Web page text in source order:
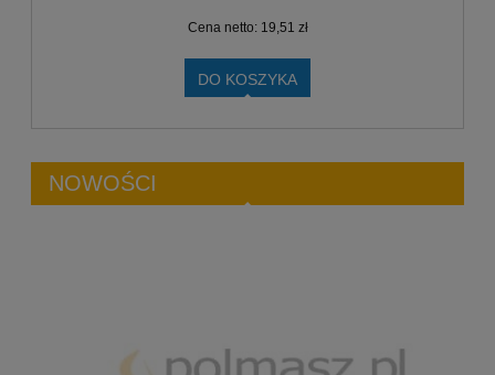
Cena netto: 19,51 zł
DO KOSZYKA
NOWOŚCI